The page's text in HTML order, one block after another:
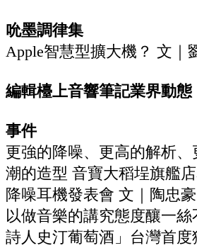
吮墨調律集
Apple智慧型擴大機？ 文｜
編輯檯上音響筆記業界動態
事件
更強的降噪、更高的解析
潮的造型 音寶大稻埕旗艦
降噪耳機發表會 文｜陶忠豪
以做音樂的講究態度釀一
詩人史汀葡萄酒」台灣首